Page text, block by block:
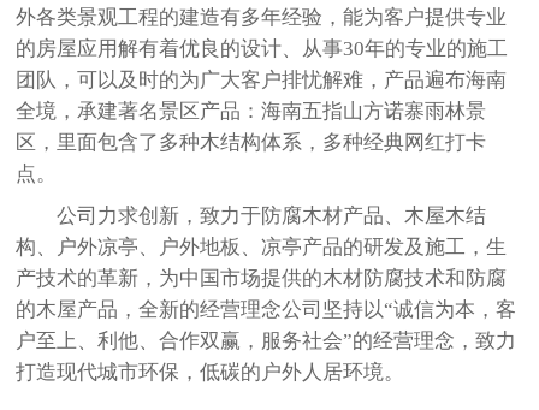
外各类景观工程的建造有多年经验，能为客户提供专业
的房屋应用解有着优良的设计、从事30年的专业的施工
团队，可以及时的为广大客户排忧解难，产品遍布海南
全境，承建著名景区产品：海南五指山方诺寨雨林景
区，里面包含了多种木结构体系，多种经典网红打卡
点。
公司力求创新，致力于防腐木材产品、木屋木结
构、户外凉亭、户外地板、凉亭产品的研发及施工，生
产技术的革新，为中国市场提供的木材防腐技术和防腐
的木屋产品，全新的经营理念公司坚持以“诚信为本，客
户至上、利他、合作双赢，服务社会”的经营理念，致力
打造现代城市环保，低碳的户外人居环境。